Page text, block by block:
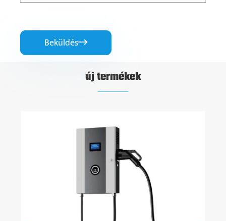
Beküldés
új termékek